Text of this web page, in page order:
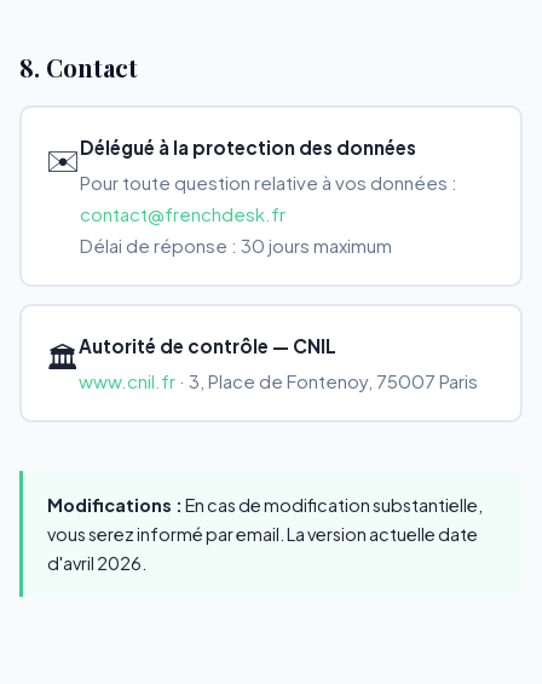
8. Contact
✉️Délégué à la protection des données
Pour toute question relative à vos données :
contact@frenchdesk.fr
Délai de réponse : 30 jours maximum
🏛️Autorité de contrôle — CNIL
www.cnil.fr· 3, Place de Fontenoy, 75007 Paris
Modifications : En cas de modification substantielle,
vous serez informé par email. La version actuelle date
d'avril 2026.